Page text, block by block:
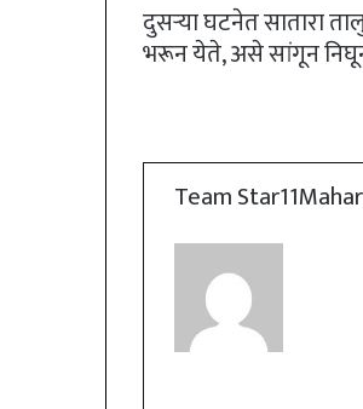
दुसऱ्या घटनेत सातारा
भरून येते, असे सांगून
Team